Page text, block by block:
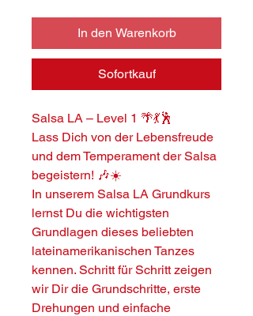
In den Warenkorb
Sofortkauf
Salsa LA – Level 1 🌴💃🕺
Lass Dich von der Lebensfreude
und dem Temperament der Salsa
begeistern! 🎶☀️
In unserem Salsa LA Grundkurs
lernst Du die wichtigsten
Grundlagen dieses beliebten
lateinamerikanischen Tanzes
kennen. Schritt für Schritt zeigen
wir Dir die Grundschritte, erste
Drehungen und einfache